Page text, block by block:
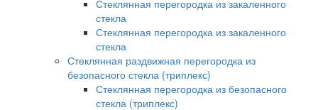
Стеклянная перегородка из закаленного
стекла
Стеклянная перегородка из закаленного
стекла
Стеклянная раздвижная перегородка из
безопасного стекла (триплекс)
Стеклянная перегородка из безопасного
стекла (триплекс)